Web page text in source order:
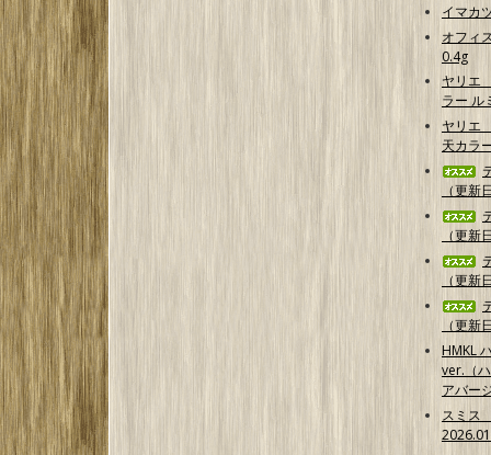
イマカ
オフィ
0.4g
ヤリエ
ラー ル
ヤリエ
天カラ
（更新
（更新
（更新
（更新
HMKL
ver.（
アバー
スミス